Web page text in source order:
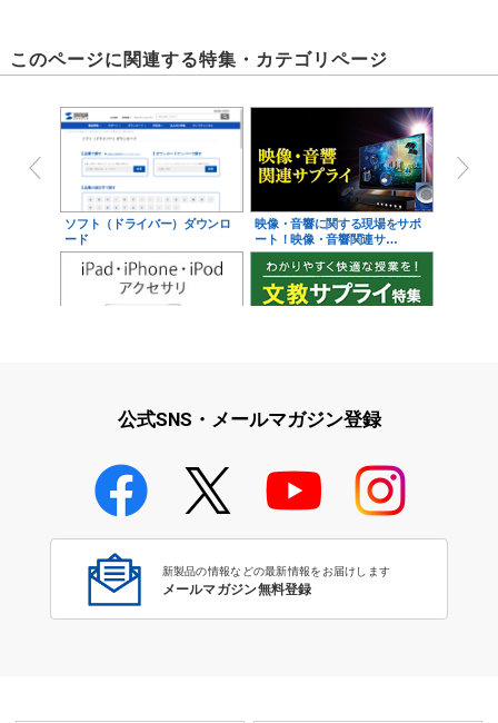
このページに関連する特集・カテゴリページ
ソフト（ドライバー）ダウンロ
ード
映像・音響に関する現場をサポ
ート！映像・音響関連サ…
学校教育のICT環境整備特集
公式SNS・メールマガジン登録
新製品の情報などの最新情報をお届けします
メールマガジン無料登録